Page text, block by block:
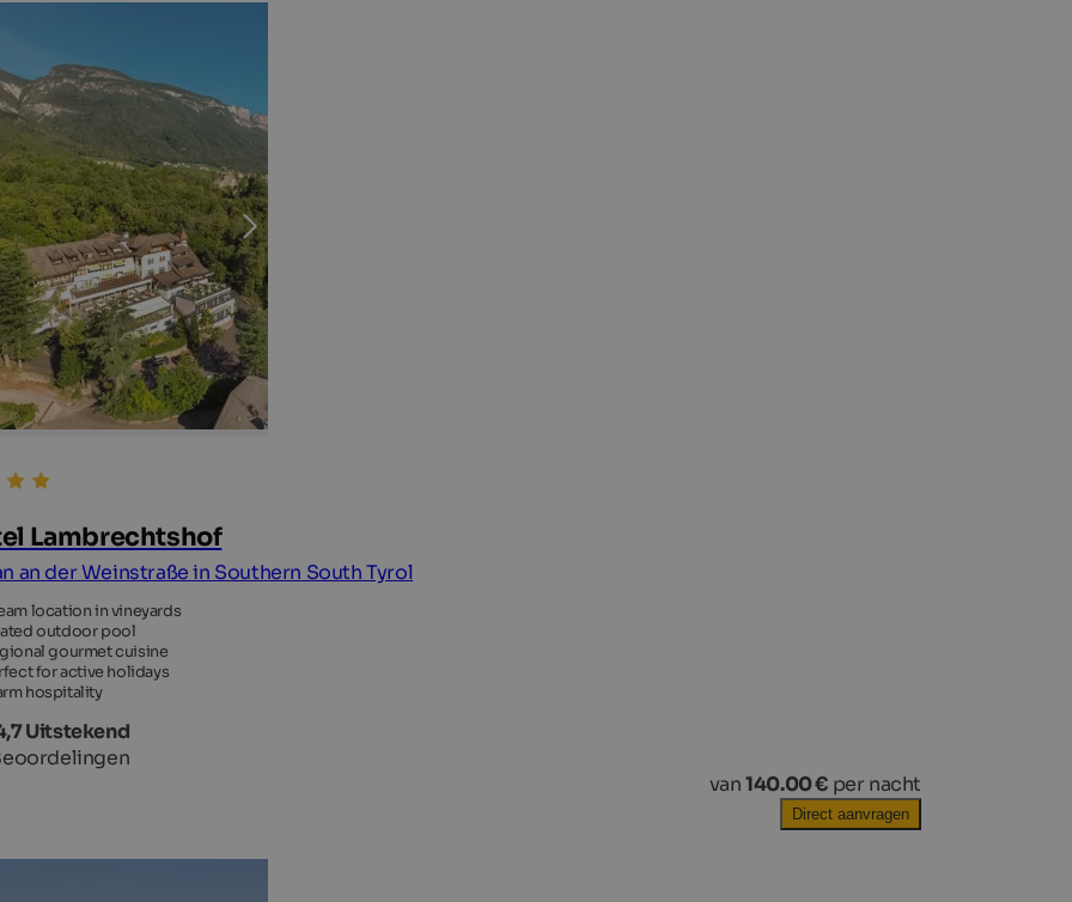
Lambrechtshof
an der Weinstraße in Southern South Tyrol
location in vineyards
outdoor pool
gourmet cuisine
for active holidays
hospitality
Uitstekend
van140.00 € per nacht
Direct aanvragen